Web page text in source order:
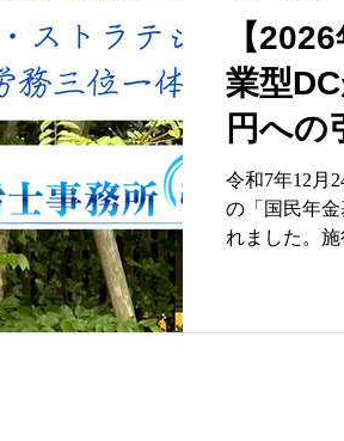
そして実務上
の変遷と「資産
資へ」から「人生の修復
立国」の柱
対象拡大に
ストリゾート」
月の「iDeCo
【
業型
円への
者」新
令和7年12月
の「国民年
れました。施行